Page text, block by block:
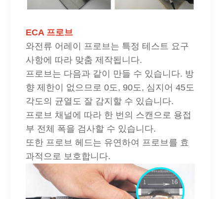
ECA 프로브
와전류 어레이 프로브는 특정 테스트 요구
사항에 따라 맞춤 제작됩니다.
프로브는 다음과 같이 만들 수 있습니다. 방
향 제한이 없으므로 0도, 90도, 심지어 45도
각도의 균열도 잘 감지할 수 있습니다.
프로브 채널에 따라 한 번의 스캔으로 용접
부 전체 폭을 검사할 수 있습니다.
또한 프로브 헤드는 유연하여 프로브를 효
과적으로 보호합니다.